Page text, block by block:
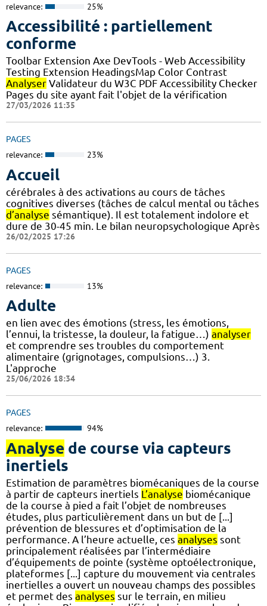
relevance: 25%
Accessibilité : partiellement
conforme
Toolbar Extension Axe DevTools - Web Accessibility
Testing Extension HeadingsMap Color Contrast
Analyser Validateur du W3C PDF Accessibility Checker
Pages du site ayant fait l'objet de la vérification
27/03/2026 11:35
PAGES
relevance: 23%
Accueil
cérébrales à des activations au cours de tâches
cognitives diverses (tâches de calcul mental ou tâches
d’analyse sémantique). Il est totalement indolore et
dure de 30-45 min. Le bilan neuropsychologique Après
26/02/2025 17:26
PAGES
relevance: 13%
Adulte
en lien avec des émotions (stress, les émotions,
l’ennui, la tristesse, la douleur, la fatigue…) analyser
et comprendre ses troubles du comportement
alimentaire (grignotages, compulsions…) 3.
L'approche
25/06/2026 18:34
PAGES
relevance: 94%
Analyse de course via capteurs
inertiels
Estimation de paramètres biomécaniques de la course
à partir de capteurs inertiels L’analyse biomécanique
de la course à pied a fait l’objet de nombreuses
études, plus particulièrement dans un but de [...]
prévention de blessures et d’optimisation de la
performance. A l’heure actuelle, ces analyses sont
principalement réalisées par l’intermédiaire
d’équipements de pointe (système optoélectronique,
plateformes [...] capture du mouvement via centrales
inertielles a ouvert un nouveau champs des possibles
et permet des analyses sur le terrain, en milieu